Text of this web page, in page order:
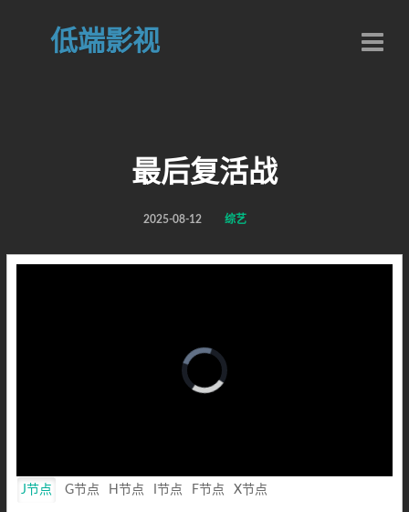
低端影视
最后复活战
2025-08-12 综艺
Video
Player
is
loading.
Rate
J节点 G节点 H节点 I节点 F节点 X节点